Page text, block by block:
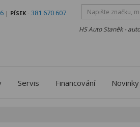
| PÍSEK - 381 670 607
HS Auto Staněk -
Servis Financování Novinky